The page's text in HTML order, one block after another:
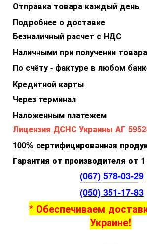
Отправка товара каждый день
Подробнее о доставке
Безналичный расчет с НДС
Наличными при получении товара
По счёту - фактуре в любом
Кредитной карты
Через терминал
Наложенным платежем
Лицензия ДСНС Украины АГ
100% сертифицированная
Гарантия от производителя от
(067) 578-03-29
(050) 351-17-83
* Обеспечиваем
Украине!